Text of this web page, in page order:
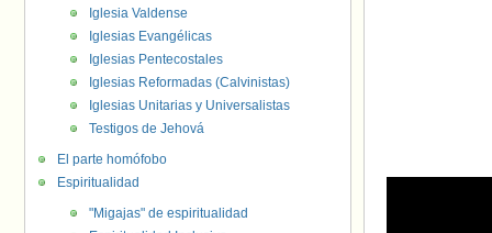
Iglesia Valdense
Iglesias Evangélicas
Iglesias Pentecostales
Iglesias Reformadas (Calvinistas)
Iglesias Unitarias y Universalistas
Testigos de Jehová
El parte homófobo
Espiritualidad
"Migajas" de espiritualidad